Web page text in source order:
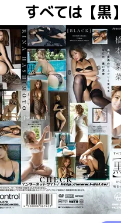
すべては【黒